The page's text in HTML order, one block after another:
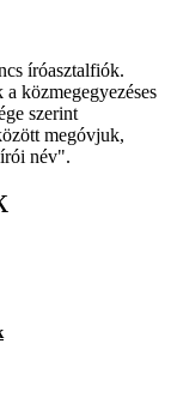
íróasztalfiók.
közmegegyezéses
szerint
megóvjuk,
név".